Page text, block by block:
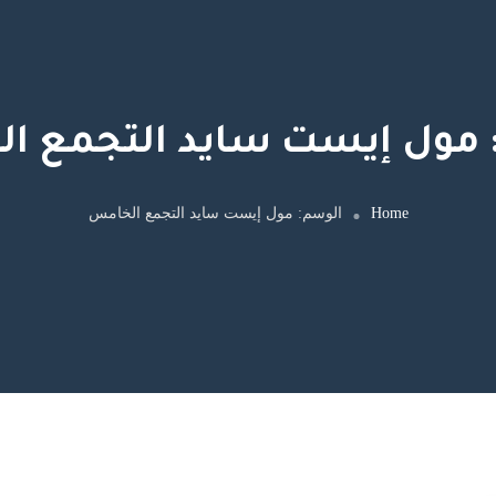
مول إيست سايد التجمع
Home الوسم: مول إيست سايد التجمع الخامس